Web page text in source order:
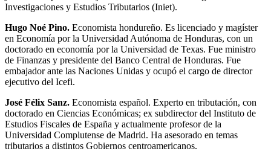
Investigaciones y Estudios Tributarios (Iniet).
Hugo Noé Pino. Economista hondureño. Es licenciado y magíster
en Economía por la Universidad Autónoma de Honduras, con un
doctorado en economía por la Universidad de Texas. Fue ministro
de Finanzas y presidente del Banco Central de Honduras. Fue
embajador ante las Naciones Unidas y ocupó el cargo de director
ejecutivo del Icefi.
José Félix Sanz. Economista español. Experto en tributación, con
doctorado en Ciencias Económicas; ex subdirector del Instituto de
Estudios Fiscales de España y actualmente profesor de la
Universidad Complutense de Madrid. Ha asesorado en temas
tributarios a distintos Gobiernos centroamericanos.